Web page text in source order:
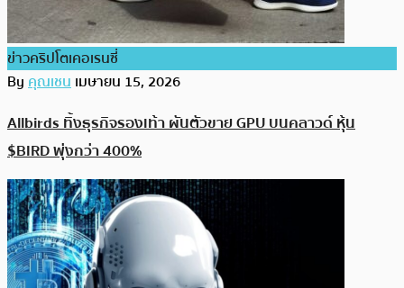
ข่าวคริปโตเคอเรนซี่
Byคุณเชนเมษายน 15, 2026
Allbirds ทิ้งธุรกิจรองเท้า ผันตัวขาย GPU บนคลาวด์ หุ้น
$BIRD พุ่งกว่า 400%